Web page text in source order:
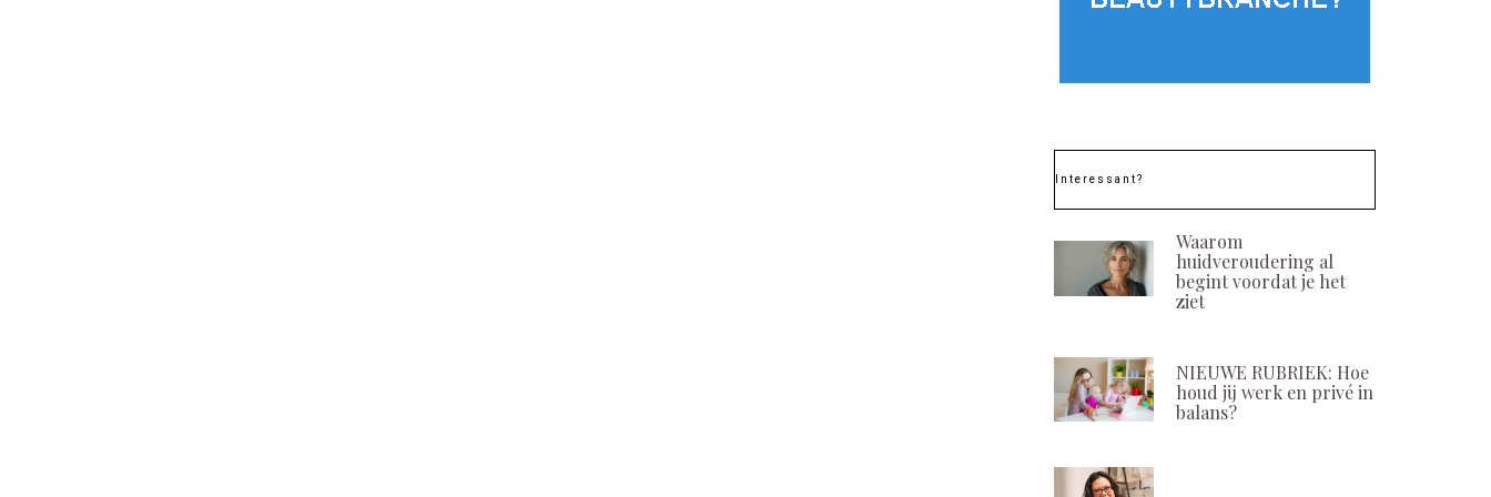
Interessant?
Waarom
huidveroudering al
begint voordat je het
ziet
NIEUWE RUBRIEK: Hoe
houd jij werk en privé in
balans?